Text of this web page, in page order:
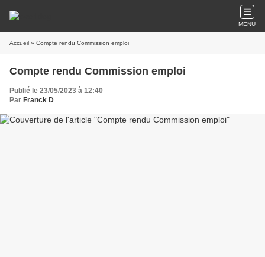
MENU
Accueil » Compte rendu Commission emploi
Compte rendu Commission emploi
Publié le 23/05/2023 à 12:40
Par Franck D